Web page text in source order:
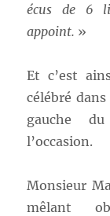
écus de 6
appoint. »
Et c’est
célébré
gauche
l’occasion.
Monsieur
mêlant